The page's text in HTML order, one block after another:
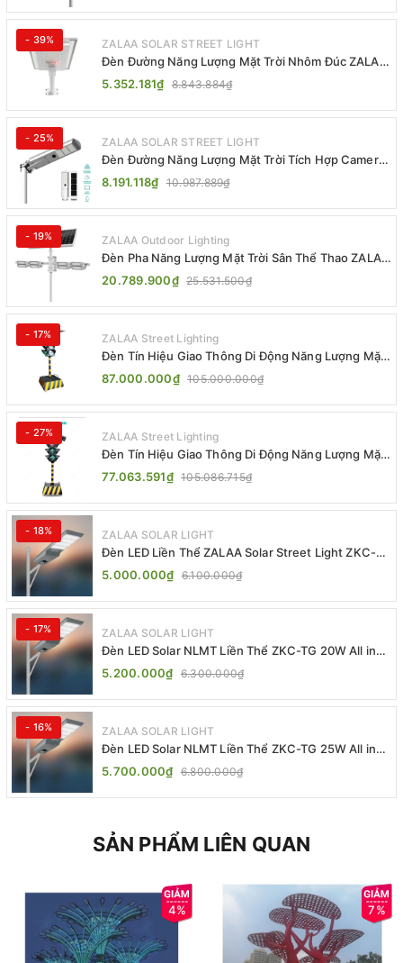
- 39% ZALAA SOLAR STREET LIGHT
Đèn Đường Năng Lượng Mặt Trời Nhôm Đúc ZALAA
ZL-BWH Cao Cấp IP65
5.352.181₫ 8.843.884₫
- 25% ZALAA SOLAR STREET LIGHT
Đèn Đường Năng Lượng Mặt Trời Tích Hợp Camera
ZALAA ZL-BJ04-CCTV (80W, IP65)
8.191.118₫ 10.987.889₫
- 19% ZALAA Outdoor Lighting
Đèn Pha Năng Lượng Mặt Trời Sân Thể Thao ZALAA
Jsc Chống Nước IP65 Cao Cấp
20.789.900₫ 25.531.500₫
- 17% ZALAA Street Lighting
Đèn Tín Hiệu Giao Thông Di Động Năng Lượng Mặt
Trời ZALAA ZL-300A-D
87.000.000₫ 105.000.000₫
- 27% ZALAA Street Lighting
Đèn Tín Hiệu Giao Thông Di Động Năng Lượng Mặt
Trời ZALAA ZL-409300C
77.063.591₫ 105.086.715₫
- 18% ZALAA SOLAR LIGHT
Đèn LED Liền Thể ZALAA Solar Street Light ZKC-
TG 20W 25W 30W All In One
5.000.000₫ 6.100.000₫
- 17% ZALAA SOLAR LIGHT
Đèn LED Solar NLMT Liền Thể ZKC-TG 20W All in
One | ZALAA Street Light
5.200.000₫ 6.300.000₫
- 16% ZALAA SOLAR LIGHT
Đèn LED Solar NLMT Liền Thể ZKC-TG 25W All in
One | ZALAA Street Light
5.700.000₫ 6.800.000₫
SẢN PHẨM LIÊN QUAN
4% 7%